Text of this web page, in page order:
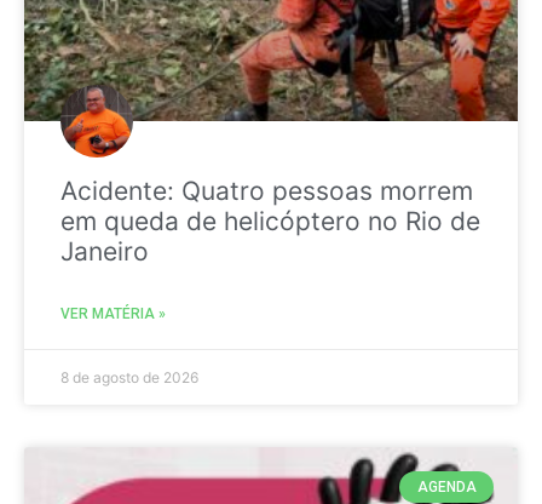
Acidente: Quatro pessoas morrem
em queda de helicóptero no Rio de
Janeiro
VER MATÉRIA »
8 de agosto de 2026
AGENDA